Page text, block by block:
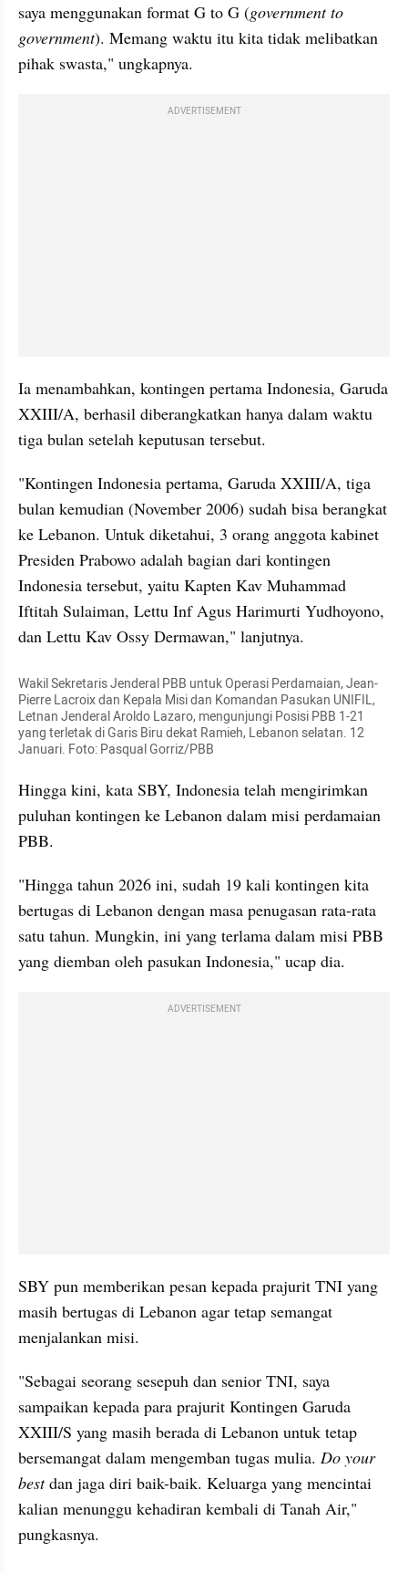
saya menggunakan format G to G (government to
government). Memang waktu itu kita tidak melibatkan
pihak swasta," ungkapnya.
ADVERTISEMENT
Ia menambahkan, kontingen pertama Indonesia, Garuda
XXIII/A, berhasil diberangkatkan hanya dalam waktu
tiga bulan setelah keputusan tersebut.
"Kontingen Indonesia pertama, Garuda XXIII/A, tiga
bulan kemudian (November 2006) sudah bisa berangkat
ke Lebanon. Untuk diketahui, 3 orang anggota kabinet
Presiden Prabowo adalah bagian dari kontingen
Indonesia tersebut, yaitu Kapten Kav Muhammad
Iftitah Sulaiman, Lettu Inf Agus Harimurti Yudhoyono,
dan Lettu Kav Ossy Dermawan," lanjutnya.
Wakil Sekretaris Jenderal PBB untuk Operasi Perdamaian, Jean-
Pierre Lacroix dan Kepala Misi dan Komandan Pasukan UNIFIL,
Letnan Jenderal Aroldo Lazaro, mengunjungi Posisi PBB 1-21
yang terletak di Garis Biru dekat Ramieh, Lebanon selatan. 12
Januari. Foto: Pasqual Gorriz/PBB
Hingga kini, kata SBY, Indonesia telah mengirimkan
puluhan kontingen ke Lebanon dalam misi perdamaian
PBB.
"Hingga tahun 2026 ini, sudah 19 kali kontingen kita
bertugas di Lebanon dengan masa penugasan rata-rata
satu tahun. Mungkin, ini yang terlama dalam misi PBB
yang diemban oleh pasukan Indonesia," ucap dia.
ADVERTISEMENT
SBY pun memberikan pesan kepada prajurit TNI yang
masih bertugas di Lebanon agar tetap semangat
menjalankan misi.
"Sebagai seorang sesepuh dan senior TNI, saya
sampaikan kepada para prajurit Kontingen Garuda
XXIII/S yang masih berada di Lebanon untuk tetap
bersemangat dalam mengemban tugas mulia. Do your
best dan jaga diri baik-baik. Keluarga yang mencintai
kalian menunggu kehadiran kembali di Tanah Air,"
pungkasnya.